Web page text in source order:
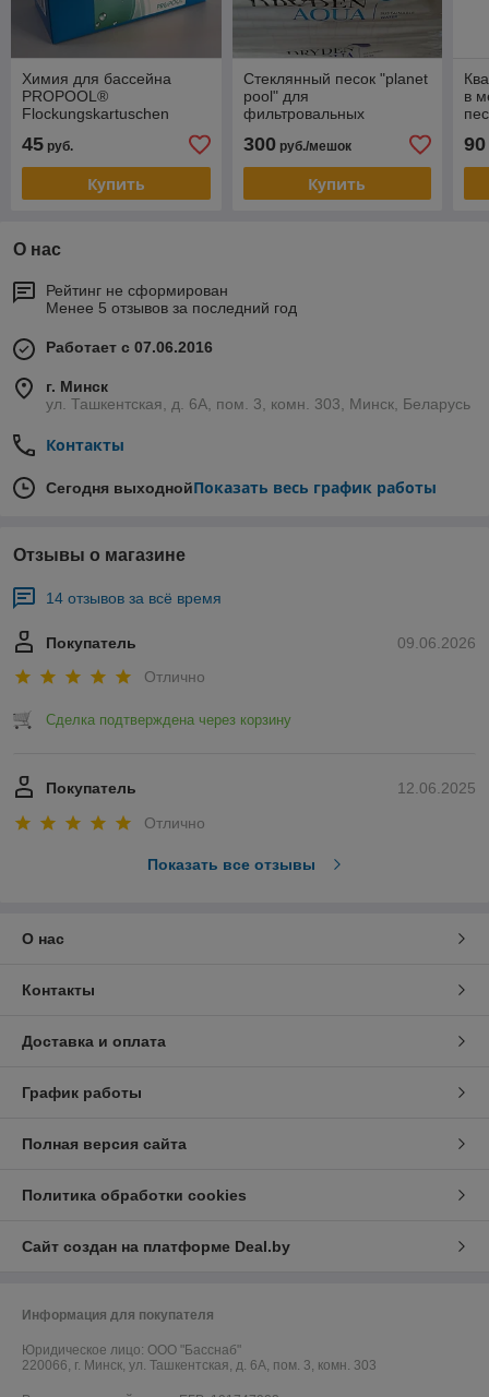
Химия для бассейна
PROPOOL®
Flockungskartuschen
в картриджах, Чехия
45 руб.
Купить
Стеклянный песок "planet
pool" для
фильтровальных
мешок 20 кг
300руб./мешок
Купить
в
90
О нас
Рейтинг не сформирован
Менее 5 отзывов за последний год
Работает с 07.06.2016
г. Минск
ул. Ташкентская, д. 6А, пом. 3, комн. 303, Минск, Беларусь
Контакты
Сегодня выходнойПоказать весь график работы
Отзывы о магазине
14 отзывов за всё время
09.06.2026
Покупатель
Отлично
Сделка подтверждена через корзину
12.06.2025
Покупатель
Отлично
Показать все отзывы
О нас
Контакты
Доставка и оплата
График работы
Полная версия сайта
Политика обработки cookies
Сайт создан на платформе Deal.by
Информация для покупателя
Юридическое лицо: ООО "Басснаб"
220066, г. Минск, ул. Ташкентская, д. 6А, пом. 3, комн. 303